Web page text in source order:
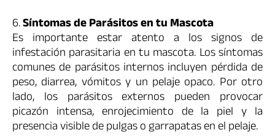
6.Síntomas de Parásitos en tu Mascota
Es importante estar atento a los signos de
infestación parasitaria en tu mascota. Los síntomas
comunes de parásitos internos incluyen pérdida de
peso, diarrea, vómitos y un pelaje opaco. Por otro
lado, los parásitos externos pueden provocar
picazón intensa, enrojecimiento de la piel y la
presencia visible de pulgas o garrapatas en el pelaje.